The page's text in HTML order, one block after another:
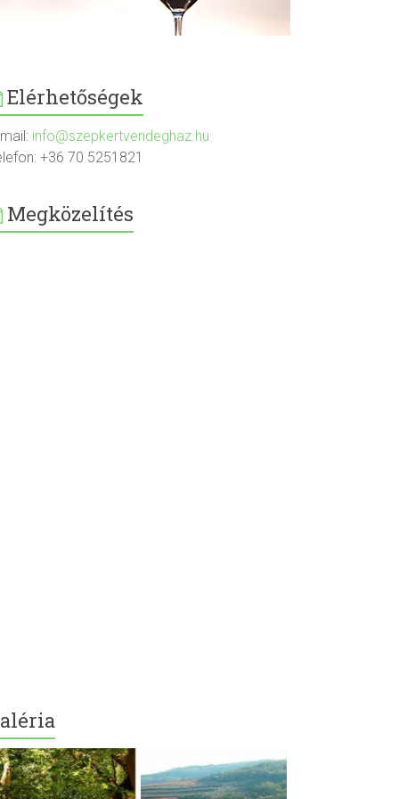
Elérhetőségek
info@szepkertvendeghaz.hu
+36 70 5251821
Megközelítés